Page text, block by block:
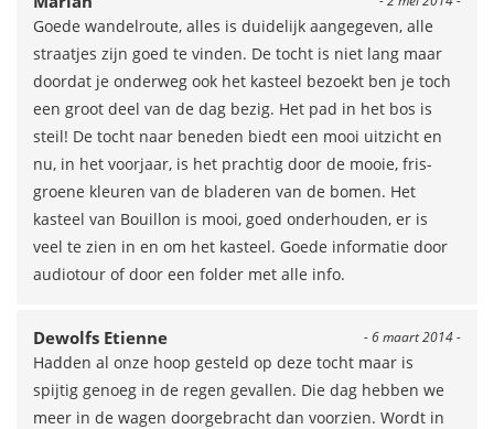
Goede wandelroute, alles is duidelijk aangegeven, alle
straatjes zijn goed te vinden. De tocht is niet lang maar
doordat je onderweg ook het kasteel bezoekt ben je toch
een groot deel van de dag bezig. Het pad in het bos is
steil! De tocht naar beneden biedt een mooi uitzicht en
nu, in het voorjaar, is het prachtig door de mooie, fris-
groene kleuren van de bladeren van de bomen. Het
kasteel van Bouillon is mooi, goed onderhouden, er is
veel te zien in en om het kasteel. Goede informatie door
audiotour of door een folder met alle info.
- 6 maart 2014 -
Dewolfs Etienne
Hadden al onze hoop gesteld op deze tocht maar is
spijtig genoeg in de regen gevallen. Die dag hebben we
meer in de wagen doorgebracht dan voorzien. Wordt in